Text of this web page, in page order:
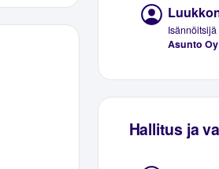
Isännöitsijä
Asunto
Hallitus ja